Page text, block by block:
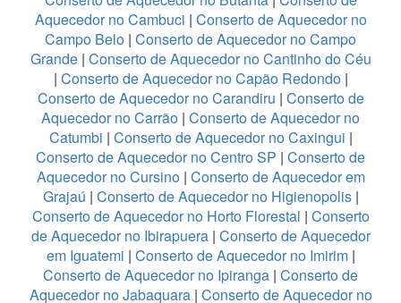
Aquecedor no Cambuci | Conserto de Aquecedor no
Campo Belo | Conserto de Aquecedor no Campo
Grande| Conserto de Aquecedor no Cantinho do Céu
| Conserto de Aquecedor no Capão Redondo|
Conserto de Aquecedor no Carandiru | Conserto de
Aquecedor no Carrão | Conserto de Aquecedor no
Catumbi | Conserto de Aquecedor no Caxingui |
Conserto de Aquecedor no Centro SP | Conserto de
Aquecedor no Cursino| Conserto de Aquecedor em
Grajaú | Conserto de Aquecedor no Higienopolis|
Conserto de Aquecedor no Horto Florestal | Conserto
de Aquecedor no Ibirapuera| Conserto de Aquecedor
em Iguatemi | Conserto de Aquecedor no Imirim|
Conserto de Aquecedor no Ipiranga | Conserto de
Aquecedor no Jabaquara| Conserto de Aquecedor no